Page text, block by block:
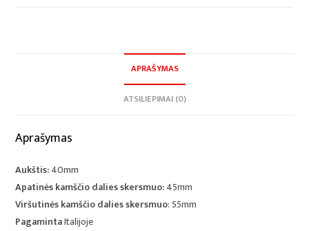
APRAŠYMAS
ATSILIEPIMAI (0)
Aprašymas
Aukštis:40mm
Apatinėskamščio dalies skersmuo:45mm
Viršutinėskamščio dalies skersmuo: 55mm
PagamintaItalijoje